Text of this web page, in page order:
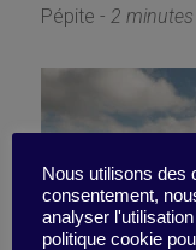
Pépite - 2 minutes
Nous utilisons des
consentement,
analyser
politique cookie